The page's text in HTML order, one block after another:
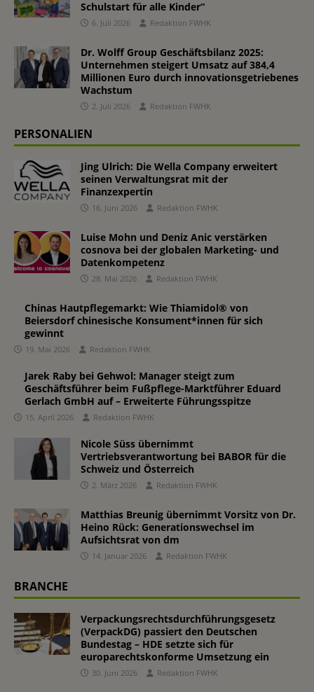
Schulstart für alle Kinder“
6. Juli 2026 Redaktion FWHK
Dr. Wolff Group Geschäftsbilanz 2025:
Unternehmen steigert Umsatz auf 384,4
Millionen Euro durch innovationsgetriebenes
Wachstum
2. Juli 2026 Redaktion FWHK
PERSONALIEN
Jing Ulrich: Die Wella Company erweitert
seinen Verwaltungsrat mit der
Finanzexpertin
16. Juni 2026 Redaktion FWHK
Luise Mohn und Deniz Anic verstärken
cosnova bei der globalen Marketing- und
Datenkompetenz
28. Mai 2026 Redaktion FWHK
Chinas Hautpflegemarkt: Wie Thiamidol® von
Beiersdorf chinesische Konsument*innen für sich
gewinnt
19. Mai 2026 Redaktion FWHK
Jarek Raby bei Gehwol: Manager steigt zum
Geschäftsführer beim Fußpflege-Marktführer Eduard
Gerlach GmbH auf – Erweiterte Führungsspitze
15. April 2026 Redaktion FWHK
Nicole Süss übernimmt
Vertriebsverantwortung bei BABOR für die
Schweiz und Österreich
2. März 2026 Redaktion FWHK
Matthias Breunig übernimmt Vorsitz von Dr.
Heino Rück: Generationswechsel im
Aufsichtsrat von dm
14. Januar 2026 Redaktion FWHK
BRANCHE
Verpackungsrechtsdurchführungsgesetz
(VerpackDG) passiert den Deutschen
Bundestag – HDE setzte sich für
europarechtskonforme Umsetzung ein
30. Juni 2026 Redaktion FWHK